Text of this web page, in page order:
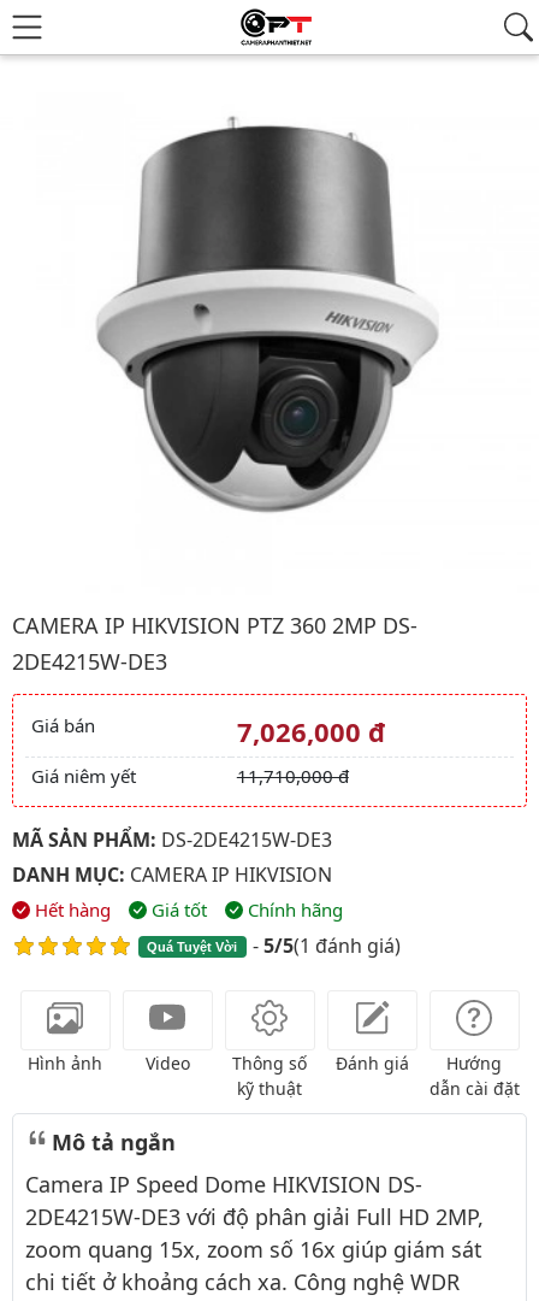
CAMERA IP HIKVISION PTZ 360 2MP DS-
2DE4215W-DE3
Giá và khuyến mãi
Giá bán 7,026,000 đ
Giá niêm yết 11,710,000 đ
MÃ SẢN PHẨM: DS-2DE4215W-DE3
DANH MỤC: CAMERA IP HIKVISION
Hết hàng Giá tốt Chính hãng
Quá Tuyệt Vời -5/5(1 đánh giá)
Hình ảnh Video
Thông số
kỹ thuật
Đánh giá
Hướng
dẫn cài đặt
Mô tả ngắn
Camera IP Speed Dome HIKVISION DS-
2DE4215W-DE3 với độ phân giải Full HD 2MP,
zoom quang 15x, zoom số 16x giúp giám sát
chi tiết ở khoảng cách xa. Công nghệ WDR